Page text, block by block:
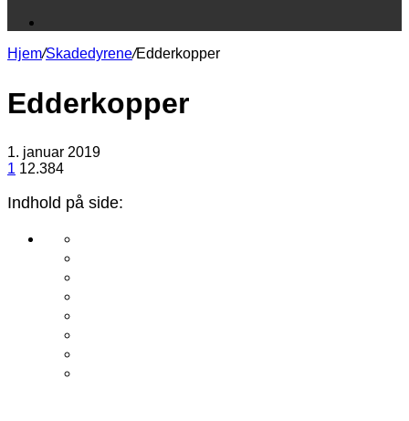
Hjem/Skadedyrene/Edderkopper
Edderkopper
1. januar 2019
1 12.384
Indhold på side: